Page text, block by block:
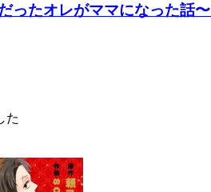
ったオレがママになった話
た